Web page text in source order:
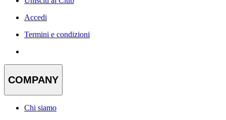
Accedi
Termini e condizioni
COMPANY
Chi siamo